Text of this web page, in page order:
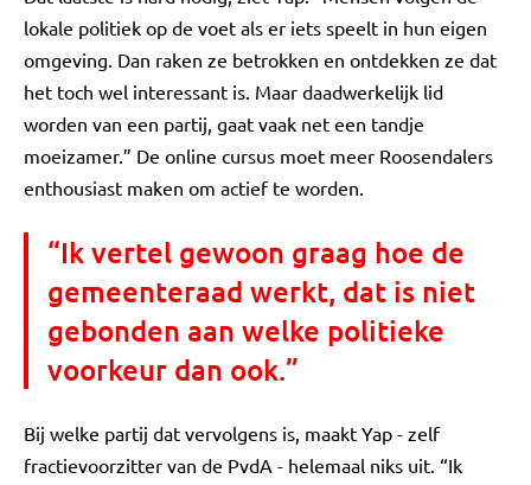
lokale politiek op de voet als er iets speelt in hun eigen
omgeving. Dan raken ze betrokken en ontdekken ze dat
het toch wel interessant is. Maar daadwerkelijk lid
worden van een partij, gaat vaak net een tandje
moeizamer.” De online cursus moet meer Roosendalers
enthousiast maken om actief te worden.
“Ik vertel gewoon graag hoe de
gemeenteraad werkt, dat is niet
gebonden aan welke politieke
voorkeur dan ook.”
Bij welke partij dat vervolgens is, maakt Yap - zelf
fractievoorzitter van de PvdA - helemaal niks uit. “Ik